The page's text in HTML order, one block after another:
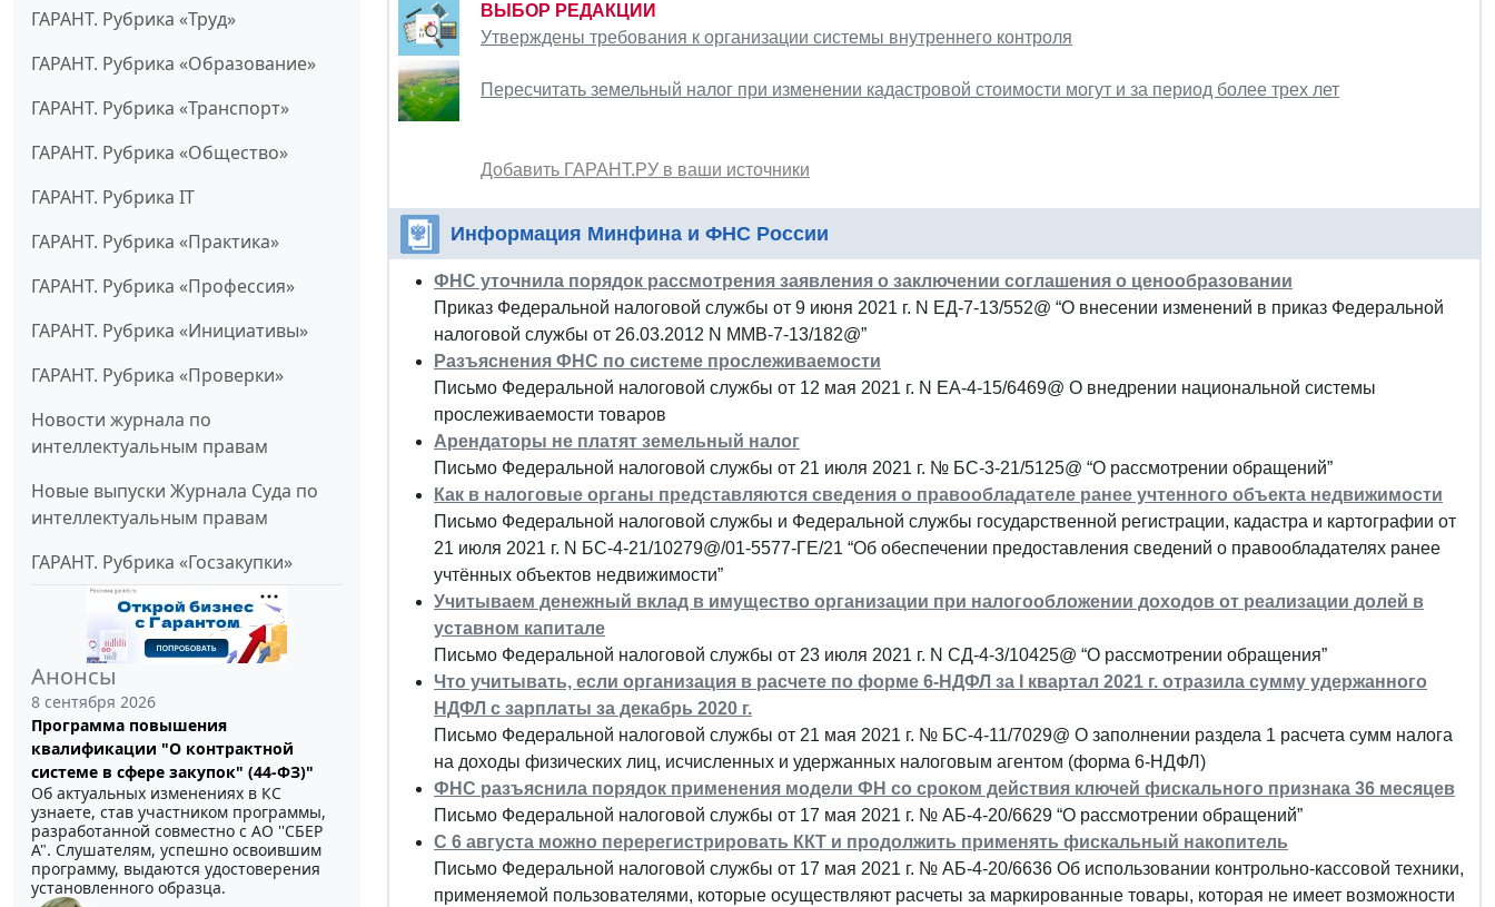
ГАРАНТ. Рубрика «Труд»
ГАРАНТ. Рубрика «Образование»
ГАРАНТ. Рубрика «Транспорт»
ГАРАНТ. Рубрика «Общество»
ГАРАНТ. Рубрика IT
ГАРАНТ. Рубрика «Практика»
ГАРАНТ. Рубрика «Профессия»
ГАРАНТ. Рубрика «Инициативы»
ГАРАНТ. Рубрика «Проверки»
Новости журнала по
интеллектуальным правам
Новые выпуски Журнала Суда по
интеллектуальным правам
ГАРАНТ. Рубрика «Госзакупки»
Анонсы
8 сентября 2026
Программа повышения
квалификации "О контрактной
системе в сфере закупок" (44-ФЗ)"
Об актуальных изменениях в КС
узнаете, став участником программы,
разработанной совместно с АО ''СБЕР
А". Слушателям, успешно освоившим
программу, выдаются удостоверения
установленного образца.
ВЫБОР РЕДАКЦИИ
Утверждены требования к организации системы внутреннего контроля
Пересчитать земельный налог при изменении кадастровой стоимости могут и за период более трех лет
Добавить ГАРАНТ.РУ в ваши источники
Информация Минфина и ФНС России
ФНС уточнила порядок рассмотрения заявления о заключении соглашения о ценообразовании
Приказ Федеральной налоговой службы от 9 июня 2021 г. N ЕД-7-13/552@ “О внесении изменений в приказ Федеральной
налоговой службы от 26.03.2012 N ММВ-7-13/182@”
Разъяснения ФНС по системе прослеживаемости
Письмо Федеральной налоговой службы от 12 мая 2021 г. N ЕА-4-15/6469@ О внедрении национальной системы
прослеживаемости товаров
Арендаторы не платят земельный налог
Письмо Федеральной налоговой службы от 21 июля 2021 г. № БС-3-21/5125@ “О рассмотрении обращений”
Как в налоговые органы представляются сведения о правообладателе ранее учтенного объекта недвижимости
Письмо Федеральной налоговой службы и Федеральной службы государственной регистрации, кадастра и картографии от
21 июля 2021 г. N БС-4-21/10279@/01-5577-ГЕ/21 “Об обеспечении предоставления сведений о правообладателях ранее
учтённых объектов недвижимости”
Учитываем денежный вклад в имущество организации при налогообложении доходов от реализации долей в
уставном капитале
Письмо Федеральной налоговой службы от 23 июля 2021 г. N СД-4-3/10425@ “О рассмотрении обращения”
Что учитывать, если организация в расчете по форме 6-НДФЛ за I квартал 2021 г. отразила сумму удержанного
НДФЛ с зарплаты за декабрь 2020 г.
Письмо Федеральной налоговой службы от 21 мая 2021 г. № БС-4-11/7029@ О заполнении раздела 1 расчета сумм налога
на доходы физических лиц, исчисленных и удержанных налоговым агентом (форма 6-НДФЛ)
ФНС разъяснила порядок применения модели ФН со сроком действия ключей фискального признака 36 месяцев
Письмо Федеральной налоговой службы от 17 мая 2021 г. № АБ-4-20/6629 “О рассмотрении обращений”
С 6 августа можно перерегистрировать ККТ и продолжить применять фискальный накопитель
Письмо Федеральной налоговой службы от 17 мая 2021 г. № АБ-4-20/6636 Об использовании контрольно-кассовой техники,
применяемой пользователями, которые осуществляют расчеты за маркированные товары, которая не имеет возможности